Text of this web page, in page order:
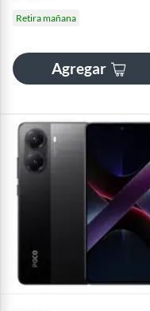
Retira mañana
Agregar